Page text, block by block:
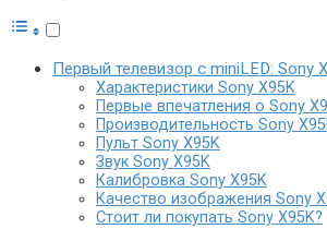
Первый телевизор с miniLED: Sony
Характеристики Sony X95K
Первые впечатления о Sony
Производительность Sony
Пульт Sony X95K
Звук Sony X95K
Калибровка Sony X95K
Качество изображения Sony
Стоит ли покупать Sony X95K?